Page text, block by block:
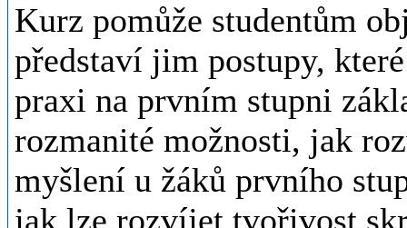
Kurz pomůže studentům
představí jim postupy,
praxi na prvním stupni
rozmanité možnosti, jak
myšlení u žáků prvního
jak lze rozvíjet tvořivost